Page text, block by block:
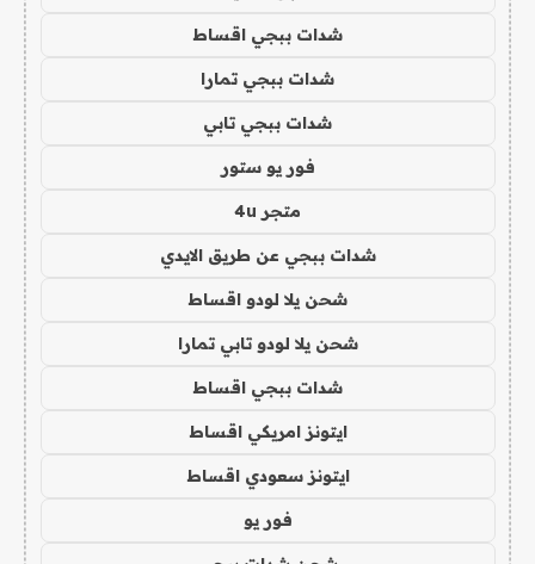
شدات ببجي اقساط
شدات ببجي تمارا
شدات ببجي تابي
فور يو ستور
متجر 4u
شدات ببجي عن طريق الايدي
شحن يلا لودو اقساط
شحن يلا لودو تابي تمارا
شدات ببجي اقساط
ايتونز امريكي اقساط
ايتونز سعودي اقساط
فور يو